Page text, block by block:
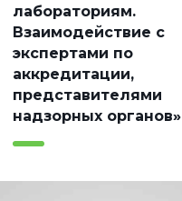
лабораториям.
Взаимодействие с
экспертами по
аккредитации,
представителями
надзорных органов»